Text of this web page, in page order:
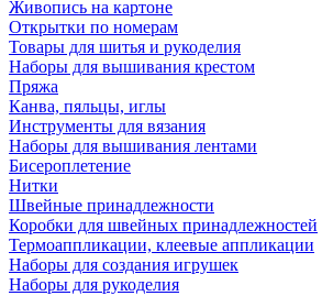
Живопись на картоне
Открытки по номерам
Товары для шитья и рукоделия
Наборы для вышивания крестом
Пряжа
Канва, пяльцы, иглы
Инструменты для вязания
Наборы для вышивания лентами
Бисероплетение
Нитки
Швейные принадлежности
Коробки для швейных принадлежностей
Термоаппликации, клеевые аппликации
Наборы для создания игрушек
Наборы для рукоделия